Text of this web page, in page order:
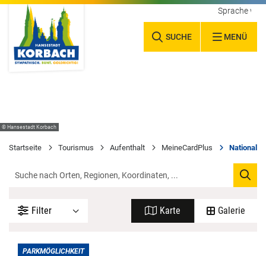
SUCHE MENÜ
Sprache
© Hansestadt Korbach
Startseite Tourismus Aufenthalt MeineCardPlus
Filter Karte Galerie
PARKMÖGLICHKEIT